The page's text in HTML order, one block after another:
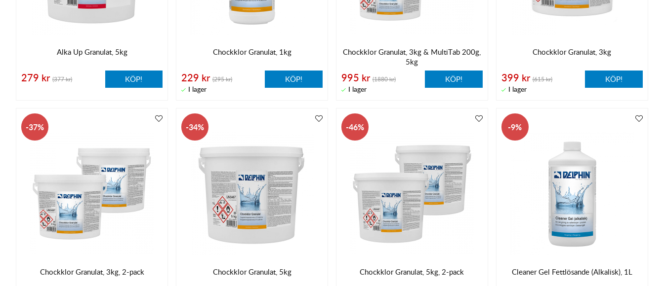
Alka Up Granulat, 5kg
279 kr (377 kr) KÖP!
Chockklor Granulat, 1kg
229 kr (295 kr) KÖP!
Chockklor Granulat, 3kg & MultiTab 200g,
5kg
995 kr (1880 kr) KÖP!
Chockklor Granulat, 3kg
399 kr (615 kr) KÖP!
37
Chockklor Granulat, 3kg, 2-pack
34
Chockklor Granulat, 5kg
46
Chockklor Granulat, 5kg, 2-pack
9
Cleaner Gel Fettlösande (Alkalisk), 1L